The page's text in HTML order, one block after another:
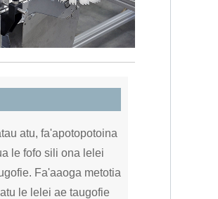
atu, fa'apotopotoina
le fofo sili ona lelei
Fa'aaoga metotia
le lelei ae taugofie